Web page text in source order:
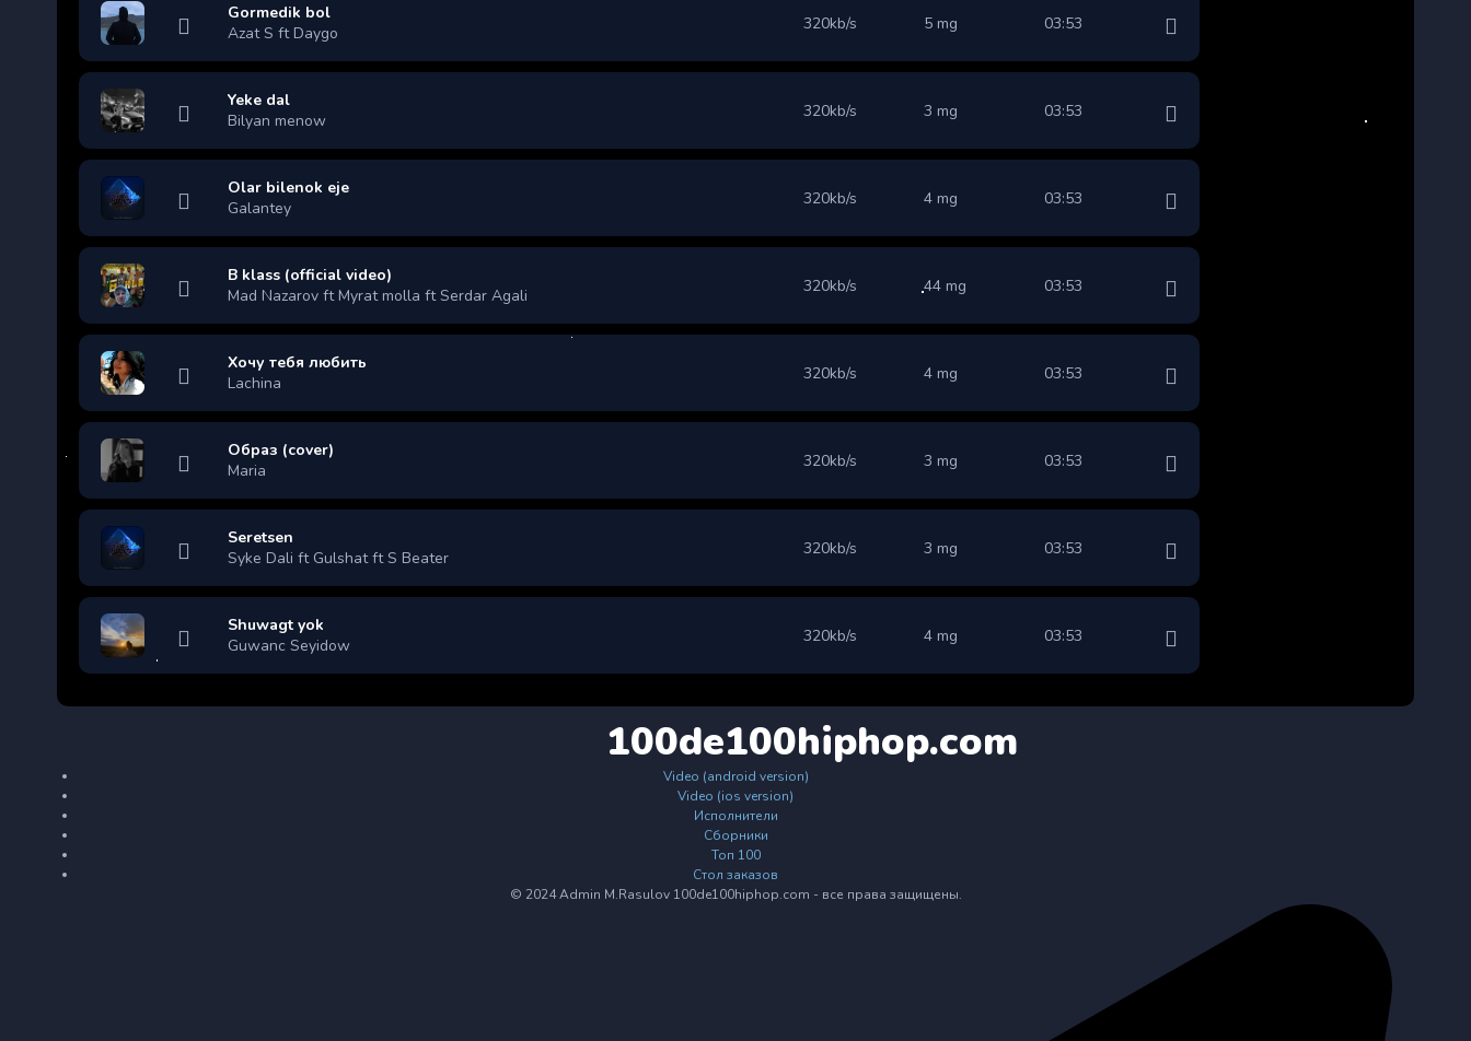
Gormedik bol
Azat S ft Daygo
320kb/s 5 mg 03:53
Yeke dal
Bilyan menow
320kb/s 3 mg 03:53
Olar bilenok eje
Galantey
320kb/s 4 mg 03:53
B klass (official video)
Mad Nazarov ft Myrat molla ft Serdar Agali
320kb/s 44 mg 03:53
Хочу тебя любить
Lachina
320kb/s 4 mg 03:53
Образ (cover)
Maria
320kb/s 3 mg 03:53
Seretsen
Syke Dali ft Gulshat ft S Beater
320kb/s 3 mg 03:53
Shuwagt yok
Guwanc Seyidow
320kb/s 4 mg 03:53
100de100hiphop.com
Video (android version)
Video (ios version)
Исполнители
Сборники
Топ 100
Стол заказов
© 2024 Admin M.Rasulov 100de100hiphop.com - все права защищены.